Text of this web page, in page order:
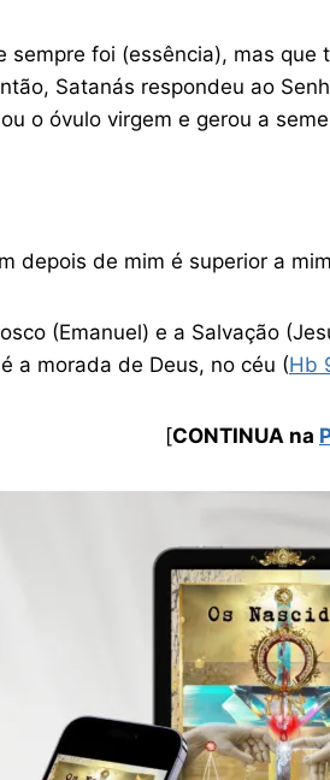
sempre foi (essência), mas
Satanás respondeu ao
o óvulo virgem e gerou a
depois de mim é superior a
(Emanuel) e a Salvação
a morada de Deus, no céu (Hb
[CONTINUA na